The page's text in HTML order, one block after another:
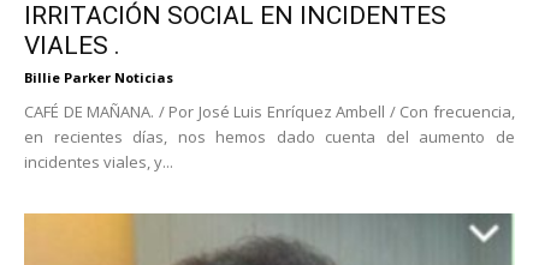
IRRITACIÓN SOCIAL EN INCIDENTES
VIALES .
Billie Parker Noticias
CAFÉ DE MAÑANA. / Por José Luis Enríquez Ambell / Con frecuencia,
en recientes días, nos hemos dado cuenta del aumento de
incidentes viales, y...